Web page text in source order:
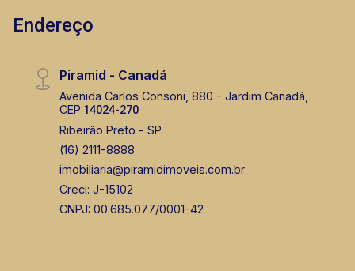
Endereço
Piramid - Canadá
Avenida Carlos Consoni, 880 - Jardim Canadá,
CEP:14024-270
Ribeirão Preto - SP
(16) 2111-8888
imobiliaria@piramidimoveis.com.br
Creci: J-15102
CNPJ: 00.685.077/0001-42